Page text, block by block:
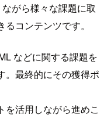
がら様々な課題に取
コンテンツです。
などに関する課題を
。最終的にその獲得ポ
活用しながら進めこ